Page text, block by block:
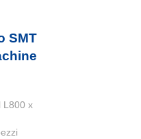
SMT
L800 x